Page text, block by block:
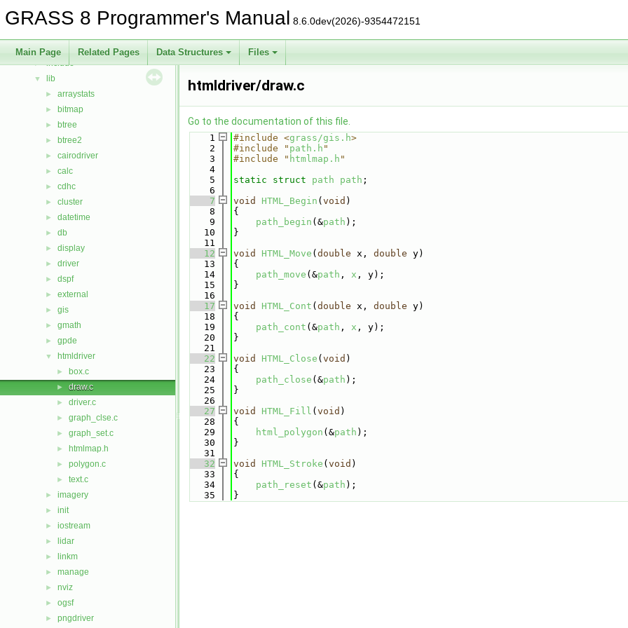
GRASS 8 Programmer's Manual 8.6.0dev(2026)-9354472151
Main Page Related Pages Data Structures Files
► Data Structures
▼ File List
► include
▼ lib
► arraystats
► bitmap
► btree
► btree2
► cairodriver
► calc
► cdhc
► cluster
► datetime
► db
► display
► driver
► dspf
► external
► gis
► gmath
► gpde
▼ htmldriver
► box.c
► draw.c
► driver.c
► graph_clse.c
► graph_set.c
► htmlmap.h
► polygon.c
► text.c
► imagery
► init
► iostream
► lidar
► linkm
► manage
► nviz
► ogsf
► pngdriver
htmldriver/draw.c
Go to the documentation of this file.
    1
#include <grass/gis.h>
    2
#include " path.h "
    3
#include " htmlmap.h "
    4
    5
static struct path path ;
    6
    7
void HTML_Begin ( void )
    8
{
    9
path_begin (&path );
   10
}
   11
   12
void HTML_Move ( double x, double y)
   13
{
   14
path_move (&path , x , y);
   15
}
   16
   17
void HTML_Cont ( double x, double y)
   18
{
   19
path_cont (&path , x , y);
   20
}
   21
   22
void HTML_Close ( void )
   23
{
   24
path_close (&path );
   25
}
   26
   27
void HTML_Fill ( void )
   28
{
   29
html_polygon (&path );
   30
}
   31
   32
void HTML_Stroke ( void )
   33
{
   34
path_reset (&path );
   35
}